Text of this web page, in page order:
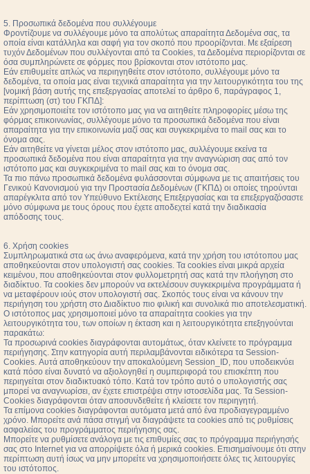
5. Προσωπικά δεδομένα που συλλέγουμε
Φροντίζουμε να συλλέγουμε μόνο τα απολύτως απαραίτητα Δεδομένα σας, τα
οποία είναι κατάλληλα και σαφή για τον σκοπό που προορίζονται. Με εξαίρεση
τυχόν Δεδομένων που συλλέγονται από τα Cookies, τα Δεδομένα περιορίζονται σε
όσα συμπληρώνετε σε φόρμες που βρίσκονται στον ιστότοπο μας.
Εάν επιθυμείτε απλώς να περιηγηθείτε στον ιστότοπο, συλλέγουμε μόνο τα
δεδομένα, τα οποία μας είναι τεχνικά απαραίτητα για την λειτουργικότητα του της
[νομική βάση αυτής της επεξεργασίας αποτελεί το άρθρο 6, παράγραφος 1,
περίπτωση (στ) του ΓΚΠΔ]:
Εάν χρησιμοποιείτε τον ιστότοπο μας για να αιτηθείτε πληροφορίες μέσω της
φόρμας επικοινωνίας, συλλέγουμε μόνο τα προσωπικά δεδομένα που είναι
απαραίτητα για την επικοινωνία μαζί σας και συγκεκριμένα το mail σας και το
όνομα σας.
Εάν αιτηθείτε να γίνεται μέλος στον ιστότοπο μας, συλλέγουμε εκείνα τα
προσωπικά δεδομένα που είναι απαραίτητα για την αναγνώριση σας από τον
ιστότοπο μας και συγκεκριμένα το mail σας και το όνομα σας.
Τα πιο πάνω προσωπικά δεδομένα φυλάσσονται σύμφωνα με τις απαιτήσεις του
Γενικού Κανονισμού για την Προστασία Δεδομένων (ΓΚΠΔ) οι οποίες τηρούνται
απαρέγκλιτα από τον Υπεύθυνο Εκτέλεσης Επεξεργασίας και τα επεξεργαζόσαστε
μόνο σύμφωνα με τους όρους που έχετε αποδεχτεί κατά την διαδικασία
απόδοσης τους.
6. Χρήση cookies
Συμπληρωματικά στα ως άνω αναφερόμενα, κατά την χρήση του ιστότοπου μας
αποθηκεύονται στον υπολογιστή σας cookies. Τα cookies είναι μικρά αρχεία
κειμένου, που αποθηκεύονται στον φυλλομετρητή σας κατά την πλοήγηση στο
διαδίκτυο. Τα cookies δεν μπορούν να εκτελέσουν συγκεκριμένα προγράμματα ή
να μεταφέρουν ιούς στον υπολογιστή σας. Σκοπός τους είναι να κάνουν την
περιήγηση του χρήστη στο Διαδίκτυο πιο φιλική και συνολικά πιο αποτελεσματική.
Ο ιστότοπος μας χρησιμοποιεί μόνο τα απαραίτητα cookies για την
λειτουργικότητα του, των οποίων η έκταση και η λειτουργικότητα επεξηγούνται
παρακάτω:
Τα προσωρινά cookies διαγράφονται αυτομάτως, όταν κλείνετε το πρόγραμμα
περιήγησης. Στην κατηγορία αυτή περιλαμβάνονται ειδικότερα τα Session-
Cookies. Αυτά αποθηκεύουν την αποκαλούμενη Session_ID, που υποδεικνύει
κατά πόσο είναι δυνατό να αξιολογηθεί η συμπεριφορά του επισκέπτη που
περιηγείται στον διαδικτυακό τόπο. Κατά τον τρόπο αυτό ο υπολογιστής σας
μπορεί να αναγνωρίσει, αν έχετε επιστρέψει στην ιστοσελίδα μας. Τα Session-
Cookies διαγράφονται όταν αποσυνδεθείτε ή κλείσετε τον περιηγητή.
Τα επίμονα cookies διαγράφονται αυτόματα μετά από ένα προδιαγεγραμμένο
χρόνο. Μπορείτε ανά πάσα στιγμή να διαγράψετε τα cookies από τις ρυθμίσεις
ασφαλείας του προγράμματος περιήγησης σας.
Μπορείτε να ρυθμίσετε ανάλογα με τις επιθυμίες σας το πρόγραμμα περιήγησής
σας στο Internet για να απορρίψετε όλα ή μερικά cookies. Επισημαίνουμε ότι στην
περίπτωση αυτή ίσως να μην μπορείτε να χρησιμοποιήσετε όλες τις λειτουργίες
του ιστότοπος.